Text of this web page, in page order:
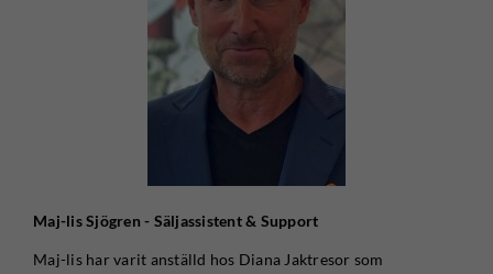
Maj-lis Sjögren - Säljassistent & Support
Maj-lis har varit anställd hos Diana Jaktresor som